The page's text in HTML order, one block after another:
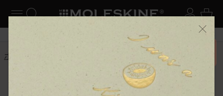
ナビゲーションの切替 ログ
検索 (キーワードなど) カ
6,500円以上のご購入で送料無料 メニ
ーを閉じる
ホーム